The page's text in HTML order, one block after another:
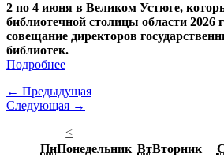
2 по 4 июня в Великом Устюге,
библиотечной столицы области 2026
совещание директоров
библиотек.
Подробнее
← Предыдущая
Следующая →
<
ПнПонедельник ВтВторник